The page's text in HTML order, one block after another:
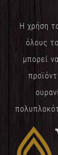
Η χρήση
όλους
μπορεί